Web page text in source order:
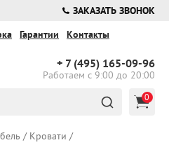
×
ЗАКАЗАТЬ ЗВОНОК
+ 7 (495) 165-09-96
Работаем с 9:00 до 20:00
Гарантии Контакты
0
/ Кровати /